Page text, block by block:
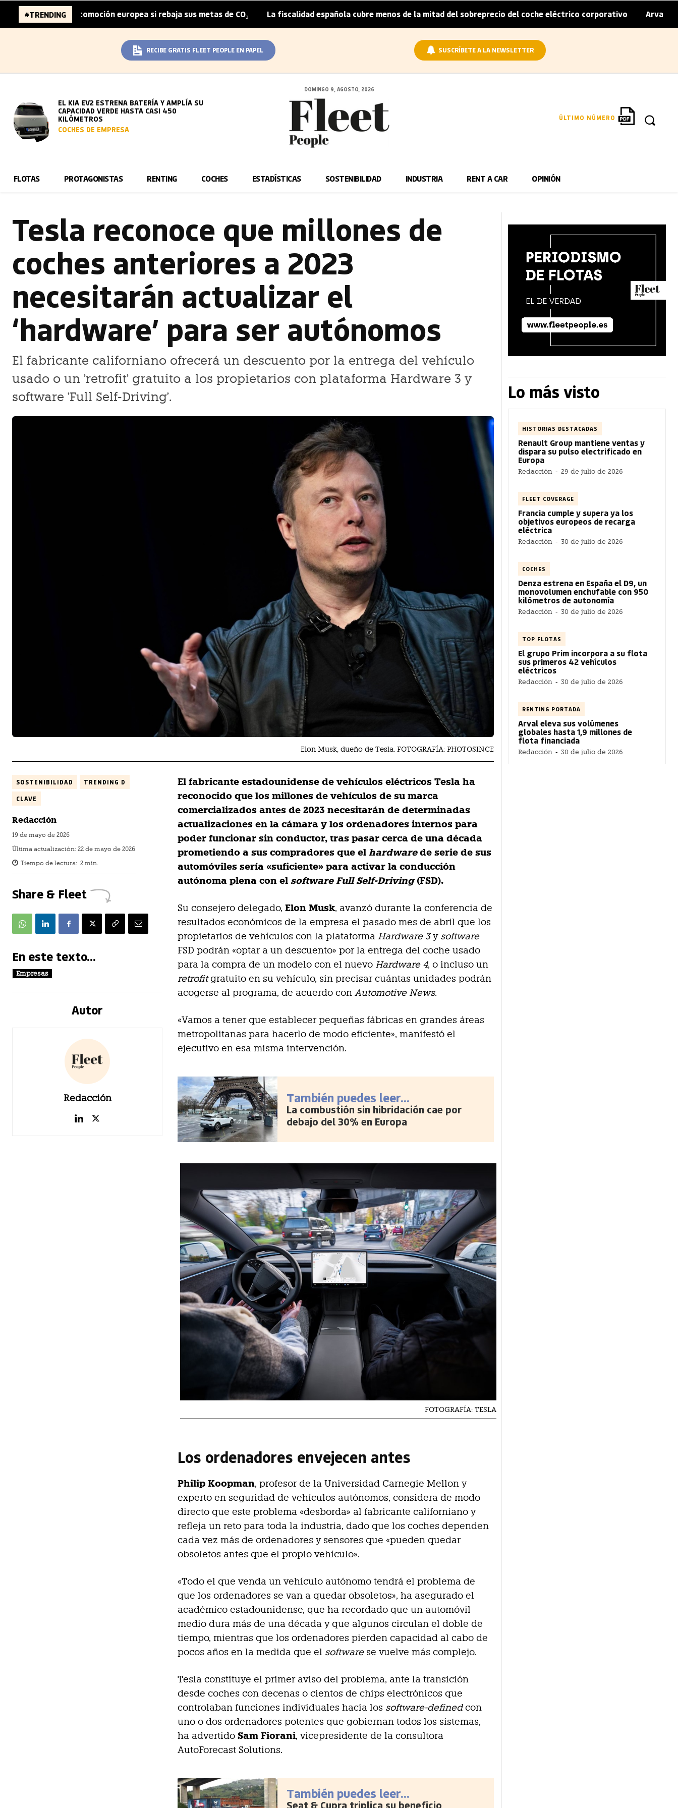
#TRENDING
de la automoción europea si rebaja sus metas de CO₂ | La fiscalidad española cubre menos de la mitad del sobreprecio del coche eléctrico corporativo | Arval convierte
RECIBE GRATIS FLEET PEOPLE EN PAPEL SUSCRÍBETE A LA NEWSLETTER
EL KIA EV2 ESTRENA BATERÍA Y AMPLÍA SU
CAPACIDAD VERDE HASTA CASI 450
KILÓMETROS
COCHES DE EMPRESA
DOMINGO 9, AGOSTO, 2026
ÚLTIMO NÚMERO
FLOTAS PROTAGONISTAS RENTING COCHES ESTADÍSTICAS SOSTENIBILIDAD INDUSTRIA RENT A CAR OPINIÓN
Tesla reconoce que millones de
coches anteriores a 2023
necesitarán actualizar el
‘hardware’ para ser autónomos
El fabricante californiano ofrecerá un descuento por la entrega del vehículo
usado o un 'retrofit' gratuito a los propietarios con plataforma Hardware 3 y
software 'Full Self-Driving'.
Elon Musk, dueño de Tesla. FOTOGRAFÍA: PHOTOSINCE
SOSTENIBILIDAD TRENDING D
CLAVE
Redacción
19 de mayo de 2026
Última actualización: 22 de mayo de 2026
Tiempo de lectura: 2 min.
Share & Fleet
En este texto...
Empresas
Autor
Redacción
El fabricante estadounidense de vehículos eléctricos Tesla ha
reconocido que los millones de vehículos de su marca
comercializados antes de 2023 necesitarán de determinadas
actualizaciones en la cámara y los ordenadores internos para
poder funcionar sin conductor, tras pasar cerca de una década
prometiendo a sus compradores que elhardwarede serie de sus
automóviles sería «suficiente» para activar la conducción
autónoma plena con elsoftware Full Self-Driving(FSD).
Su consejero delegado,Elon Musk, avanzó durante la conferencia de
resultados económicos de la empresa el pasado mes de abril que los
propietarios de vehículos con la plataforma Hardware 3y software
FSD podrán «optar a un descuento» por la entrega del coche usado
para la compra de un modelo con el nuevo Hardware 4, o incluso un
retrofitgratuito en su vehículo, sin precisar cuántas unidades podrán
acogerse al programa, de acuerdo conAutomotive News.
«Vamos a tener que establecer pequeñas fábricas en grandes áreas
metropolitanas para hacerlo de modo eficiente», manifestó el
ejecutivo en esa misma intervención.
También puedes leer...
La combustión sin hibridación cae por
debajo del 30% en Europa
FOTOGRAFÍA: TESLA
Los ordenadores envejecen antes
Philip Koopman, profesor de la Universidad Carnegie Mellon y
experto en seguridad de vehículos autónomos, considera de modo
directo que este problema «desborda» al fabricante californiano y
refleja un reto para toda la industria, dado que los coches dependen
cada vez más de ordenadores y sensores que «pueden quedar
obsoletos antes que el propio vehículo».
«Todo el que venda un vehículo autónomo tendrá el problema de
que los ordenadores se van a quedar obsoletos», ha asegurado el
académico estadounidense, que ha recordado que un automóvil
medio dura más de una década y que algunos circulan el doble de
tiempo, mientras que los ordenadores pierden capacidad al cabo de
pocos años en la medida que el softwarese vuelve más complejo.
Tesla constituye el primer aviso del problema, ante la transición
desde coches con decenas o cientos de chips electrónicos que
controlaban funciones individuales hacia los software-definedcon
uno o dos ordenadores potentes que gobiernan todos los sistemas,
ha advertidoSam Fiorani, vicepresidente de la consultora
AutoForecast Solutions.
También puedes leer...
Seat & Cupra triplica su beneficio
Lo más visto
HISTORIAS DESTACADAS
Renault Group mantiene ventas y
dispara su pulso electrificado en
Europa
Redacción - 29 de julio de 2026
FLEET COVERAGE
Francia cumple y supera ya los
objetivos europeos de recarga
eléctrica
Redacción - 30 de julio de 2026
COCHES
Denza estrena en España el D9, un
monovolumen enchufable con 950
kilómetros de autonomía
Redacción - 30 de julio de 2026
TOP FLOTAS
El grupo Prim incorpora a su flota
sus primeros 42 vehículos
eléctricos
Redacción - 30 de julio de 2026
RENTING PORTADA
Arval eleva sus volúmenes
globales hasta 1,9 millones de
flota financiada
Redacción - 30 de julio de 2026